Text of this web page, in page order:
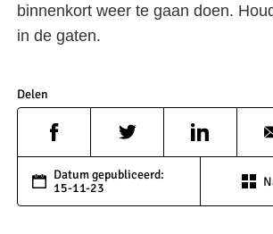
binnenkort weer te gaan doen.
in de gaten.
Delen
Datum gepubliceerd:
15-11-23